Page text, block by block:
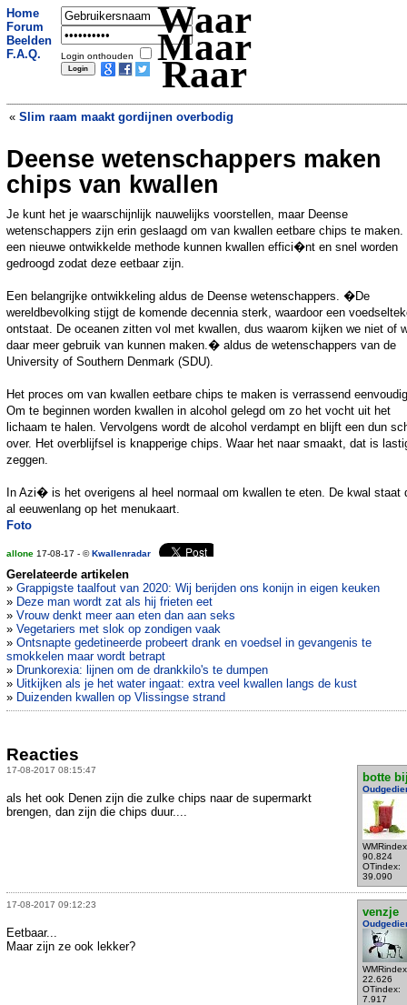
Home
Forum
Beelden
F.A.Q.
Login onthouden
Waar
Maar
Raar
« Slim raam maakt gordijnen overbodig
Brein vrouwen actiever dan dat van
mannen»
Deense wetenschappers maken
chips van kwallen
Je kunt het je waarschijnlijk nauwelijks voorstellen, maar Deense
wetenschappers zijn erin geslaagd om van kwallen eetbare chips te maken.
een nieuwe ontwikkelde methode kunnen kwallen effici�nt en snel worden
gedroogd zodat deze eetbaar zijn.
Een belangrijke ontwikkeling aldus de Deense wetenschappers. �De
wereldbevolking stijgt de komende decennia sterk, waardoor een
ontstaat. De oceanen zitten vol met kwallen, dus waarom kijken we niet of
daar meer gebruik van kunnen maken.� aldus de wetenschappers van de
University of Southern Denmark (SDU).
Het proces om van kwallen eetbare chips te maken is verrassend
Om te beginnen worden kwallen in alcohol gelegd om zo het vocht uit het
lichaam te halen. Vervolgens wordt de alcohol verdampt en blijft een dun
over. Het overblijfsel is knapperige chips. Waar het naar smaakt, dat is
zeggen.
In Azi� is het overigens al heel normaal om kwallen te eten. De kwal staat
al eeuwenlang op het menukaart.
Foto
allone 17-08-17 - ©Kwallenradar
Gerelateerde artikelen
» Grappigste taalfout van 2020: Wij berijden ons konijn in eigen keuken
» Deze man wordt zat als hij frieten eet
» Vrouw denkt meer aan eten dan aan seks
» Vegetariers met slok op zondigen vaak
» Ontsnapte gedetineerde probeert drank en voedsel in gevangenis te
smokkelen maar wordt betrapt
» Drunkorexia: lijnen om de drankkilo's te dumpen
» Uitkijken als je het water ingaat: extra veel kwallen langs de kust
» Duizenden kwallen op Vlissingse strand
Reacties
17-08-2017 08:15:47
botte
90.824
OTindex:
39.090
als het ook Denen zijn die zulke chips naar de supermarkt
brengen, dan zijn die chips duur....
17-08-2017 09:12:23
venzje
22.626
OTindex:
7.917
Eetbaar...
Maar zijn ze ook lekker?